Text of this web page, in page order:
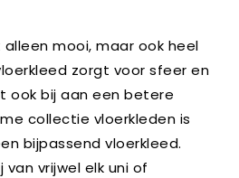
alleen mooi, maar ook heel
zorgt voor sfeer en
ook bij aan een betere
collectie vloerkleden is
bijpassend vloerkleed.
van vrijwel elk uni of